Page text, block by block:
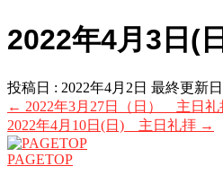
2022年4月3日(
投稿日 : 2022年4月2日 最終更新
← 2022年3月27日（日） 主日礼
2022年4月10日(日) 主日礼拝 →
PAGETOP